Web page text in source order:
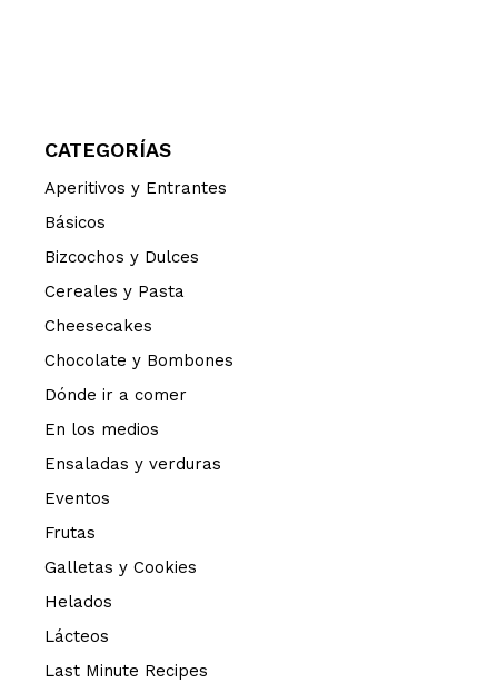
CATEGORÍAS
Aperitivos y Entrantes
Básicos
Bizcochos y Dulces
Cereales y Pasta
Cheesecakes
Chocolate y Bombones
Dónde ir a comer
En los medios
Ensaladas y verduras
Eventos
Frutas
Galletas y Cookies
Helados
Lácteos
Last Minute Recipes